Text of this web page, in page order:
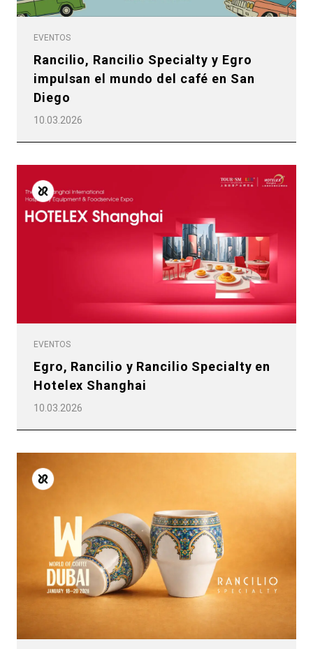
EVENTOS
Rancilio, Rancilio Specialty y Egro
impulsan el mundo del café en San
Diego
10.03.2026
EVENTOS
Egro, Rancilio y Rancilio Specialty en
Hotelex Shanghai
10.03.2026
Productos
Noticias
Descargar
Más